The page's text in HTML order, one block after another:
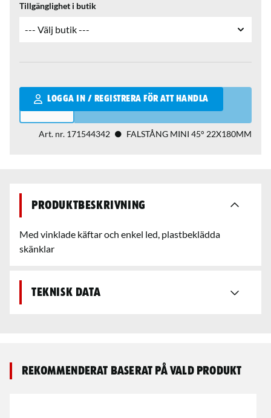
Tillgänglighet i butik
LOGGA IN / REGISTRERA FÖR ATT HANDLA
Qantity
Art. nr. 171544342 FALSTÅNG MINI 45° 22X180MM
Produktbeskrivning
Med vinklade käftar och enkel led, plastbeklädda
skänklar
Teknisk data
Rekommenderat baserat på vald produkt